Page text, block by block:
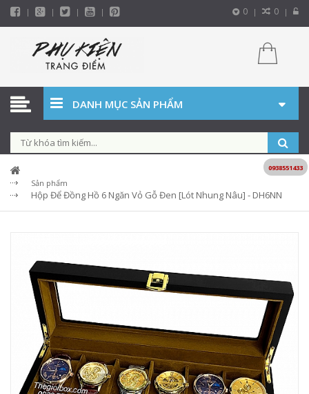
0 0
DANH MỤC SẢN PHẨM
Sản phẩm
Hộp Để Đồng Hồ 6 Ngăn Vỏ Gỗ Đen [Lót Nhung Nâu] - DH6NN
0938551433